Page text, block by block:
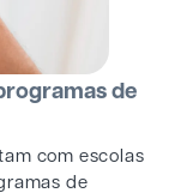
de
com escolas
de